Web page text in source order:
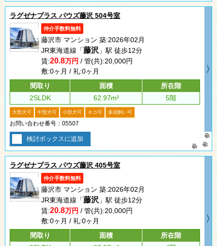
ラグゼナプラス パウズ藤沢 504号室
仲介手数料無料
藤沢市 マンション 築:2026年02月
JR東海道線「藤沢 」駅 徒歩12分
賃:20.8万円 / 管(共):20,000円
敷:0ヶ月 / 礼:0ヶ月
間取り
面積
所在階
2SLDK
62.97m² 5階
大型犬可 中型犬可 小型犬可 ネコ可 多頭飼い可
お問い合わせ番号：05507
検討ボックスに追加
ラグゼナプラス パウズ藤沢 405号室
仲介手数料無料
藤沢市 マンション 築:2026年02月
JR東海道線「藤沢 」駅 徒歩12分
賃:20.8万円 / 管(共):20,000円
敷:0ヶ月 / 礼:0ヶ月
間取り
面積
所在階